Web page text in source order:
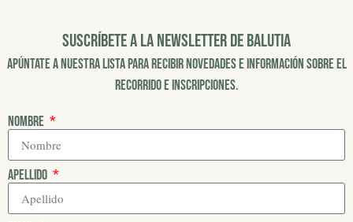
suscríbete a la newsletter de balutia
Apúntate a nuestra lista para recibir novedades e información sobre el
recorrido e inscripciones.
Nombre
Apellido